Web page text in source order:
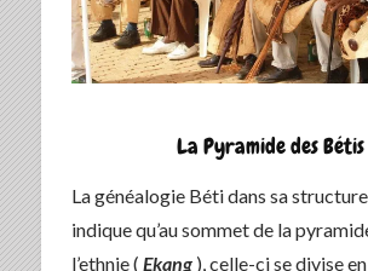
La Pyramide des Bétis
La généalogie Béti dans sa
indique qu’au sommet de la
l’ethnie ( Ekang), celle-ci se divise